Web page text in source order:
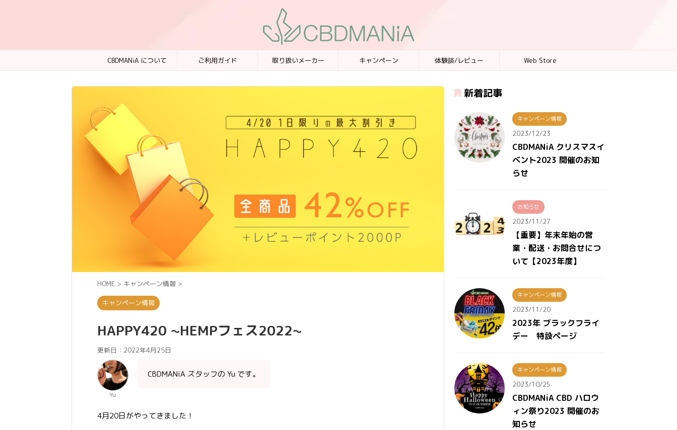
CBDMANiA について ご利用ガイド 取り扱いメーカー キャンペーン 体験談/レビュー Web Store
HOME > キャンペーン情報 >
キャンペーン情報
HAPPY420 ~HEMPフェス2022~
更新日： 2022年4月25日
Yu
CBDMANiA スタッフの Yu です。
4月20日がやってきました！
新着記事
キャンペーン情報
2023/12/23
CBDMANiA クリスマスイ
ベント2023 開催のお知
らせ
お知らせ
2023/11/27
【重要】年末年始の営
業・配送・お問合せにつ
いて【2023年度】
キャンペーン情報
2023/11/20
2023年 ブラックフライ
デー 特設ページ
キャンペーン情報
2023/10/25
CBDMANiA CBD ハロウ
ィン祭り2023 開催のお
知らせ